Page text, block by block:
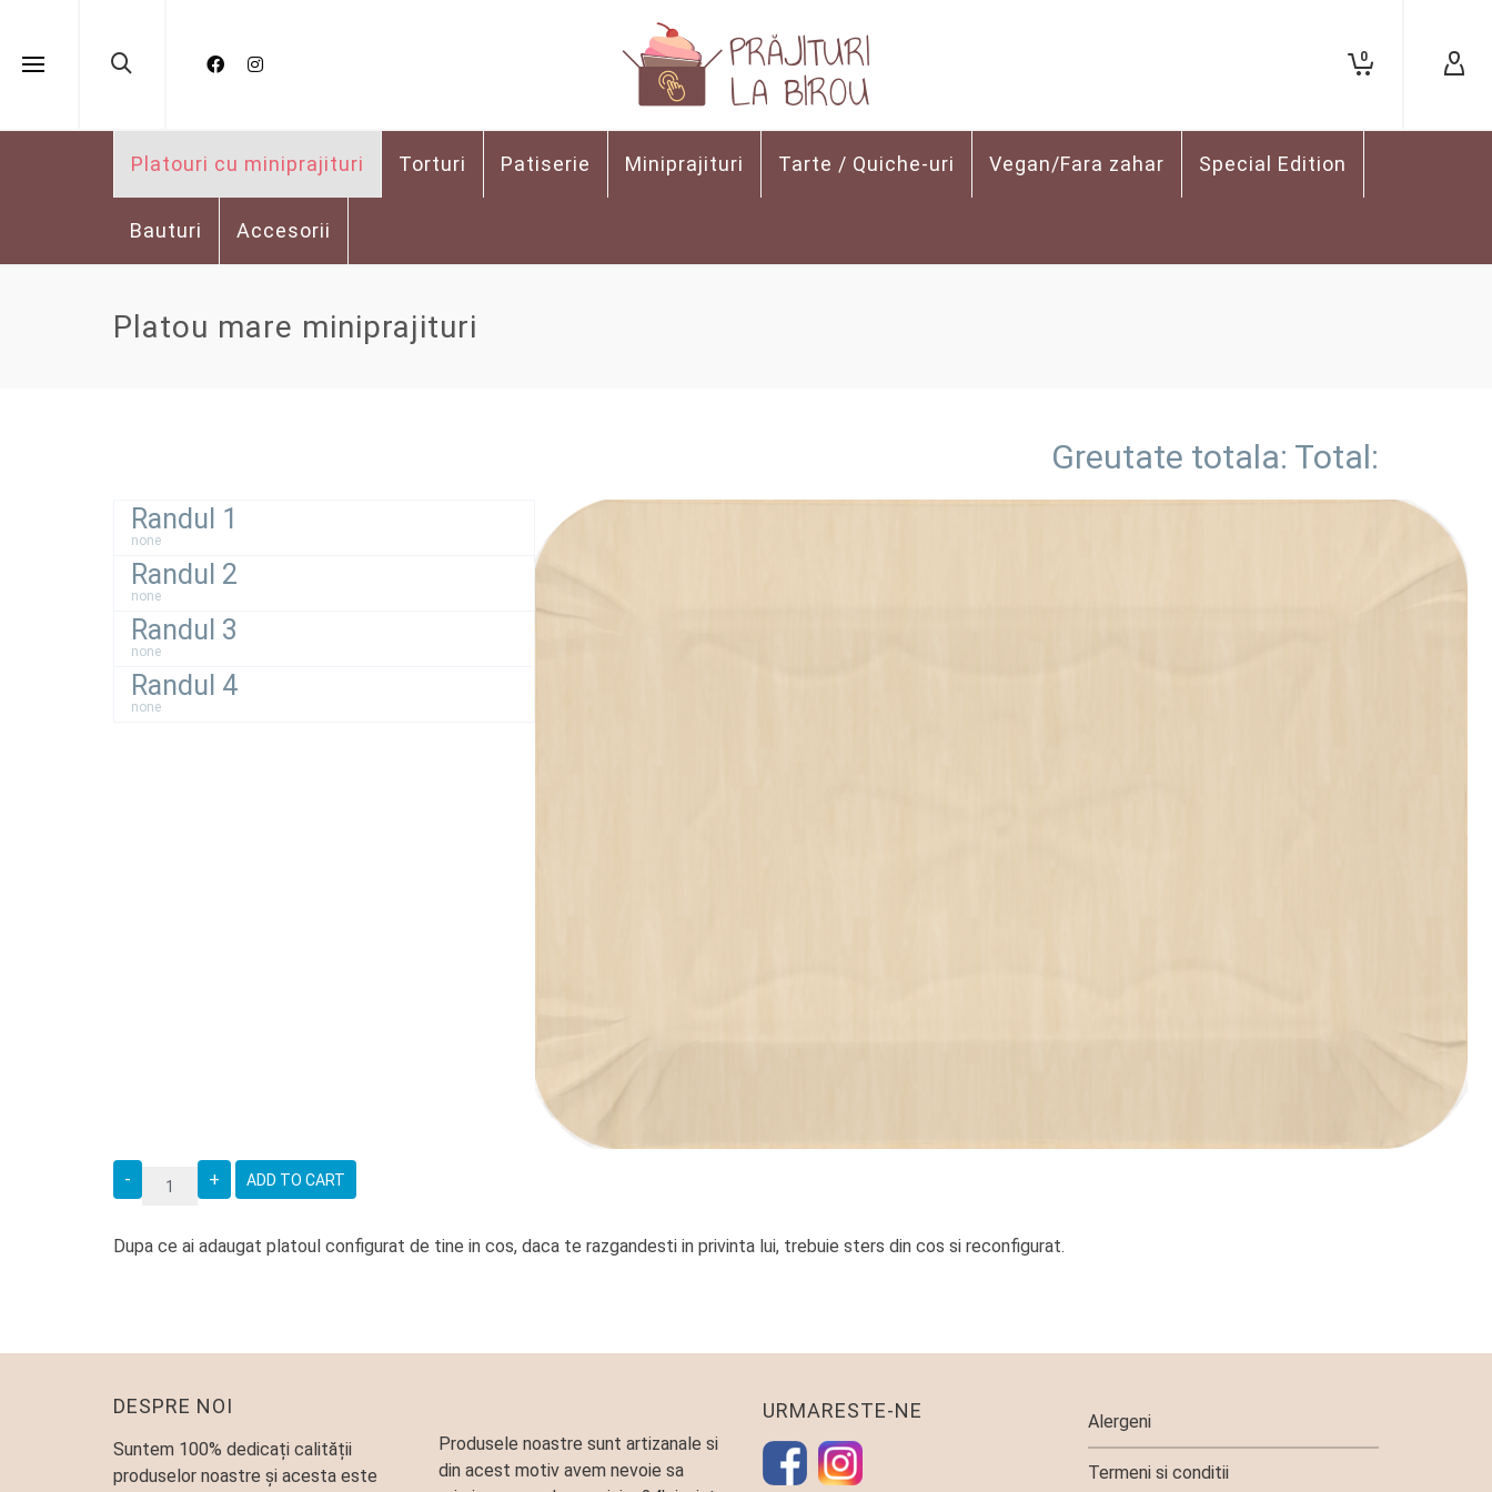
0
Platouri cu miniprajituri Torturi Patiserie Miniprajituri Tarte / Quiche-uri Vegan/Fara zahar Special Edition
Bauturi Accesorii
Platou mare miniprajituri
Randul 1
none
Randul 2
none
Randul 3
none
Randul 4
none
Greutate totala: Total:
ADD TO CART
Dupa ce ai adaugat platoul configurat de tine in cos, daca te razgandesti in privinta lui, trebuie sters din cos si reconfigurat.
DESPRE NOI
Suntem 100% dedicați calității
produselor noastre și acesta este
Produsele noastre sunt artizanale si
din acest motiv avem nevoie sa
URMARESTE-NE Alergeni
Termeni si conditii